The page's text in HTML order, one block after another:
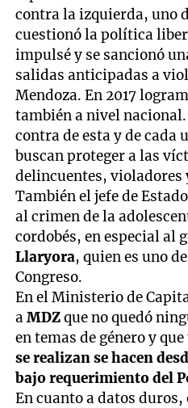
contra la izquierda, uno
cuestionó la política
impulsé y se sancionó
salidas anticipadas a
Mendoza. En 2017
también a nivel
contra de esta y de cada
buscan proteger a las
delincuentes, violadores
También el jefe de
al crimen de la
cordobés, en especial al
Llaryora, quien es uno
Congreso.
En el Ministerio de
aMDZque no quedó
en temas de género y que
se realizan se hacen
bajo requerimiento del
En cuanto a datos